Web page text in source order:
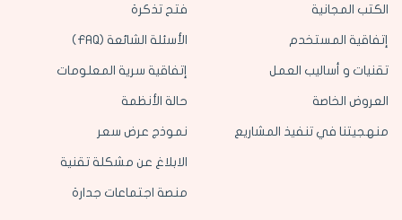
الكتب المجانية
إتفاقية المستخدم
تقنيات و أساليب العمل
العروض الخاصة
منهجيتنا في تنفيذ المشاريع
فتح تذكرة
الأسئلة الشائعة (FAQ)
إتفاقية سرية المعلومات
حالة الأنظمة
نموذج عرض سعر
الابلاغ عن مشكلة تقنية
منصة اجتماعات جدارة